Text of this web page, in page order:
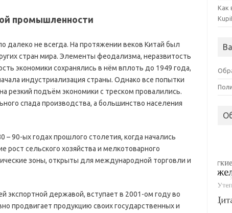
промышленности
далеко не всегда. На протяжении веков Китай был
стран мира. Элементы феодализма, неразвитость
экономики сохранялись в нём вплоть до 1949 года,
индустриализация страны. Однако все попытки
резкий подъём экономики с треском провалились.
спада производства, а большинство населения
– 90-ых годах прошлого столетия, когда начались
сельского хозяйства и мелкотоварного
зоны, открыты для международной торговли и
экспортной державой, вступает в 2001-ом году во
продвигает продукцию своих государственных и
Как